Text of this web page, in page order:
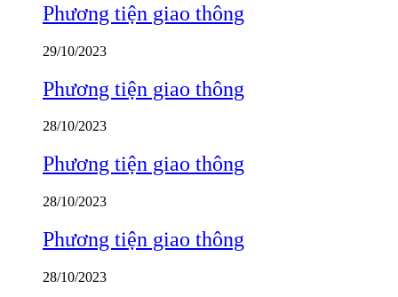
Phương tiện giao thông
29/10/2023
Phương tiện giao thông
28/10/2023
Phương tiện giao thông
28/10/2023
Phương tiện giao thông
28/10/2023